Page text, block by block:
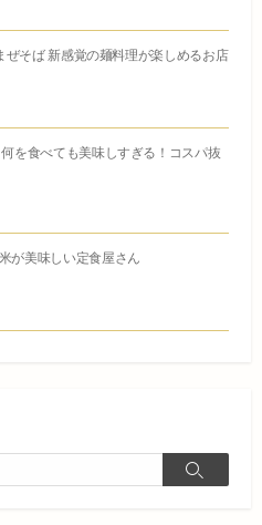
ぜそば 新感覚の麺料理が楽しめるお店
何を食べても美味しすぎる！コスパ抜
が美味しい定食屋さん
検